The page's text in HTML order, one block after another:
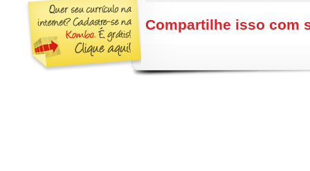
Compartilhe isso com